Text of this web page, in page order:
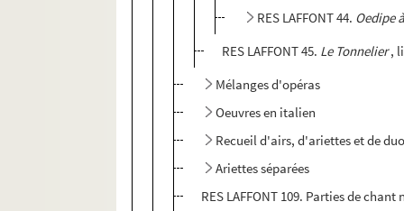
RES LAFFONT 44. Oedipe
RES LAFFONT 45. Le Tonnelier,
Mélanges d'opéras
Oeuvres en italien
Recueil d'airs, d'ariettes et de
Ariettes séparées
RES LAFFONT 109. Parties de